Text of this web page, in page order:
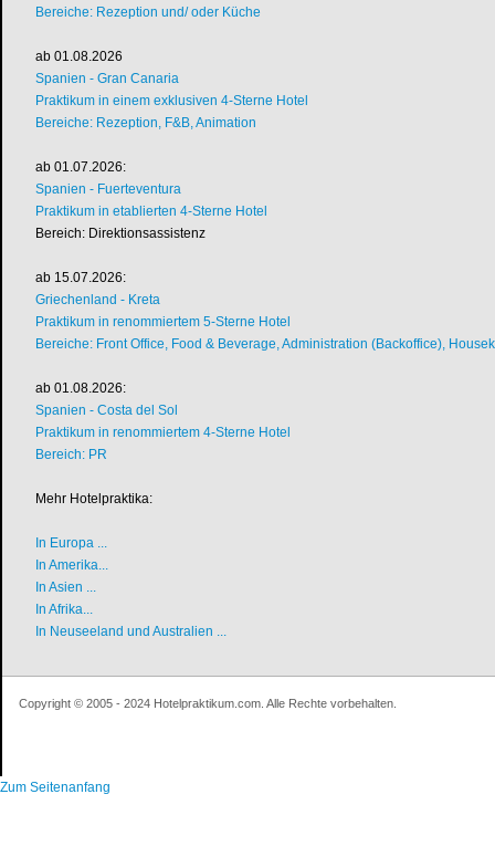
Bereiche: Rezeption und/ oder Küche
ab 01.08.2026
Spanien - Gran Canaria
Praktikum in einem exklusiven 4-Sterne Hotel
Bereiche: Rezeption, F&B, Animation
ab 01.07.2026:
Spanien - Fuerteventura
Praktikum in etablierten 4-Sterne Hotel
Bereich: Direktionsassistenz
ab 15.07.2026:
Griechenland - Kreta
Praktikum in renommiertem 5-Sterne Hotel
Bereiche: Front Office, Food & Beverage, Administration (Backoffice),
ab 01.08.2026:
Spanien - Costa del Sol
Praktikum in renommiertem 4-Sterne Hotel
Bereich: PR
Mehr Hotelpraktika:
In Europa ...
In Amerika...
In Asien ...
In Afrika...
In Neuseeland und Australien ...
Copyright © 2005 - 2024 Hotelpraktikum.com. Alle Rechte vorbehalten.
Zum Seitenanfang